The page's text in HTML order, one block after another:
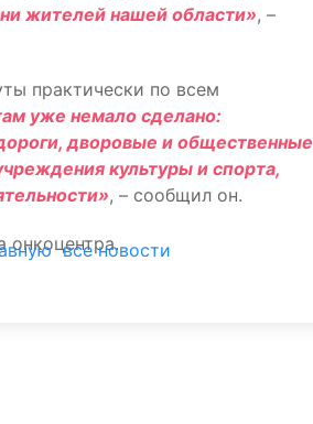
жителей нашей области», –
практически по всем
уже немало сделано:
дворовые и общественные
культуры и спорта,
, – сообщил он.
онкоцентра.
все новости